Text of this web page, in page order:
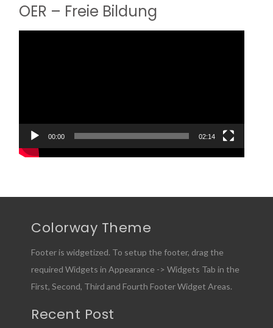
OER – Freie Bildung
00:00 02:14
Colorway Theme
Footer is widgetized. To setup the footer, drag the
required Widgets in Appearance -> Widgets Tab in the
First, Second, Third and Fourth Footer Widget Areas.
Recent Post